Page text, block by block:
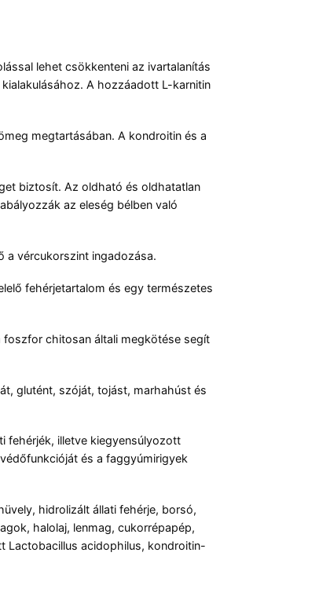
lehet csökkenteni az ivartalanítás
A hozzáadott L-karnitin
megtartásában. A kondroitin és a
biztosít. Az oldható és oldhatatlan
az eleség bélben való
a vércukorszint ingadozása.
fehérjetartalom és egy természetes
chitosan általi megkötése segít
glutént, szóját, tojást, marhahúst és
fehérjék, illetve kiegyensúlyozott
és a faggyúmirigyek
hidrolizált állati fehérje, borsó,
halolaj, lenmag, cukorrépapép,
Lactobacillus acidophilus, kondroitin-